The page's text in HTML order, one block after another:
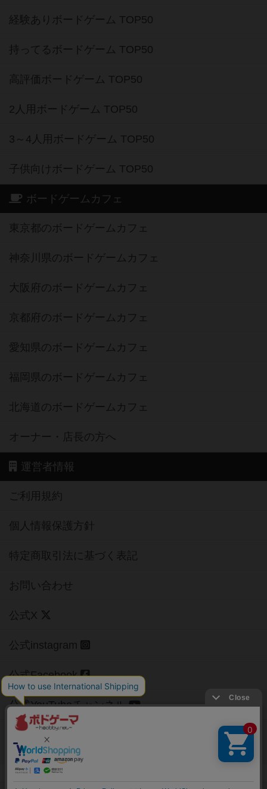
経験ありボードゲーム TOP50
持ってるボードゲーム TOP50
高評価ボードゲーム TOP50
2人用ボードゲーム TOP50
3～4人用ボードゲーム TOP50
子供向けボードゲーム TOP50
ボードゲームカフェ
東京都のボードゲームカフェ
神奈川県のボードゲームカフェ
大阪府のボードゲームカフェ
京都府のボードゲームカフェ
愛知県のボードゲームカフェ
福岡県のボードゲームカフェ
北海道のボードゲームカフェ
オーナー・店長の方へ
運営者情報
ご利用規約
個人情報保護方針
特定商取引法に基づく表記
お問い合わせ
公式X
公式instagram
公式Facebook
公式YouTubeチャンネル